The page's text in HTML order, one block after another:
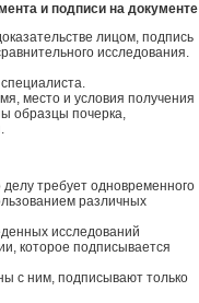
и подписи на документе
лицом, подпись
исследования.
место и условия получения
образцы почерка,
делу требует одновременного
различных
исследований
которое подписывается
с ним, подписывают только